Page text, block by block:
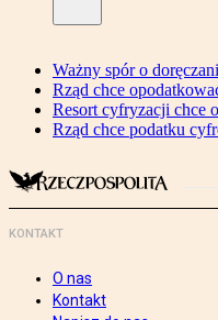
Ważny spór o
Rząd chce
Resort cyfryzacji chce
Rząd chce podatku
KONTAKT
O nas
Kontakt